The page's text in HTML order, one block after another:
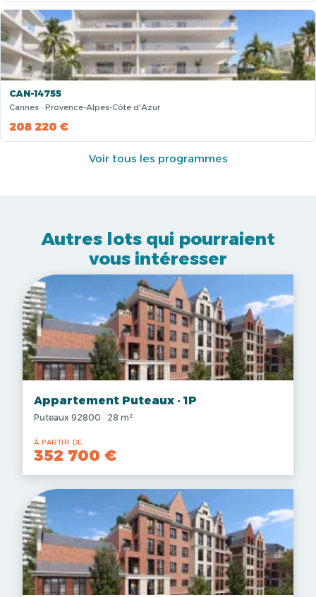
CAN-14755
Cannes · Provence-Alpes-Côte d'Azur
208 220 €
Voir tous les programmes
Autres lots qui pourraient
vous intéresser
Appartement Puteaux · 1P
Puteaux 92800 · 28 m²
À PARTIR DE
352 700 €